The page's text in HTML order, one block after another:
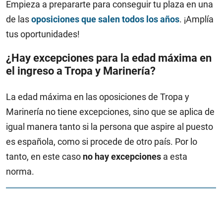
Empieza a prepararte para conseguir tu plaza en una
de lasoposiciones que salen todos los años. ¡Amplía
tus oportunidades!
¿Hay excepciones para la edad máxima en
el ingreso a Tropa y Marinería?
La edad máxima en las oposiciones de Tropa y
Marinería no tiene excepciones, sino que se aplica de
igual manera tanto si la persona que aspire al puesto
es española, como si procede de otro país. Por lo
tanto, en este caso no hay excepciones a esta
norma.